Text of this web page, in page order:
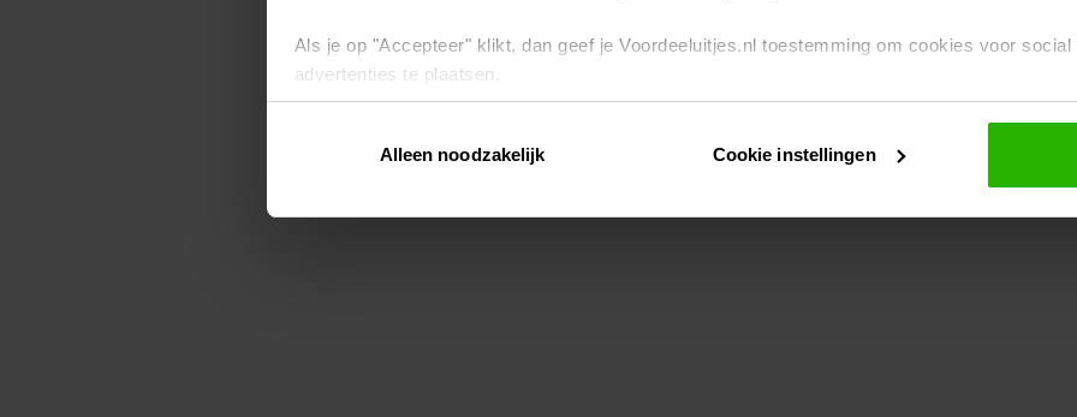
Als je op "Accepteer" klikt, dan geef je Voordeeluitjes.nl toestemming om cookies voor
advertenties te plaatsen.
Via "Cookie instellingen" kun je ook zelf instellen welke cookies worden geplaatst. Je kunt je
intrekken op onscookiebeleid.
Alleen noodzakelijk Cookie instellingen